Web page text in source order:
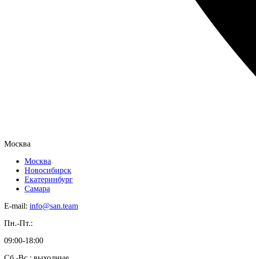
Москва
Москва
Новосибирск
Екатеринбург
Самара
E-mail: info@san.team
Пн.-Пт.:
09:00-18:00